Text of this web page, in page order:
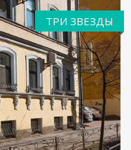
ТРИ ЗВЕЗДЫ